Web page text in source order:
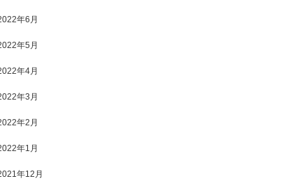
年6月
年5月
年4月
年3月
年2月
年1月
年12月